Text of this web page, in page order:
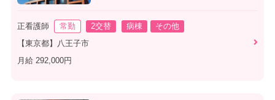
正看護師 常勤 2交替 病棟
その他
【東京都】八王子市
月給 292,000円